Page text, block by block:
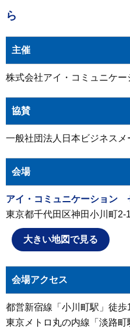
ら
主催
株式会社アイ・コミュニケー
協賛
一般社団法人日本ビジネスメ
会場
アイ・コミュニケーション
東京都千代田区神田小川町2-
大きい地図で見る
会場アクセス
都営新宿線「小川町駅」徒歩
東京メトロ丸の内線「淡路町